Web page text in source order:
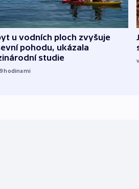
u vodních ploch zvyšuje
pohodu, ukázala
studie
hodinami